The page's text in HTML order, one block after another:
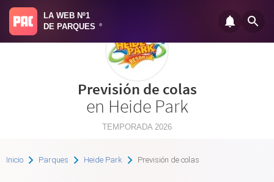
LA WEB Nº1
DE PARQUES
®
Previsión de colas
en Heide Park
TEMPORADA 2026
Inicio Parques Heide Park Previsión de colas